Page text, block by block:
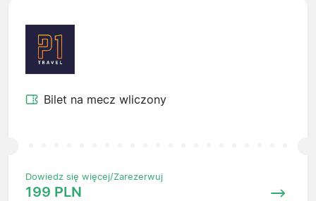
Bilet na mecz wliczony
Dowiedz się więcej/Zarezerwuj
199 PLN